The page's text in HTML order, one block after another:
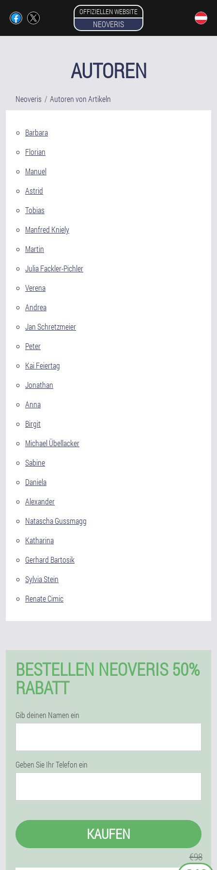
OFFIZIELLEN WEBSITE
NEOVERIS
AUTOREN
Neoveris Autoren von Artikeln
Barbara
Florian
Manuel
Astrid
Tobias
Manfred Kniely
Martin
Julia Fackler-Pichler
Verena
Andrea
Jan Schretzmeier
Peter
Kai Feiertag
Jonathan
Anna
Birgit
Michael Übellacker
Sabine
Daniela
Alexander
Natascha Gussmagg
Katharina
Gerhard Bartosik
Sylvia Stein
Renate Cimic
BESTELLEN NEOVERIS 50%
RABATT
Gib deinen Namen ein
Geben Sie Ihr Telefon ein
KAUFEN
€98